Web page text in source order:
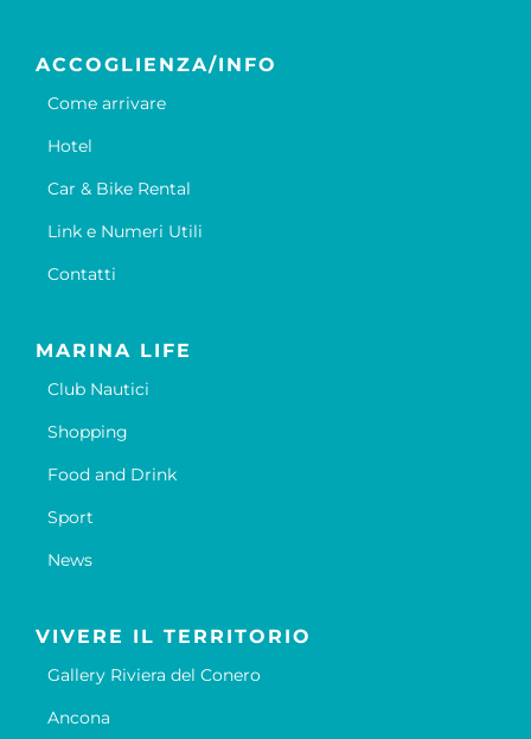
ACCOGLIENZA/INFO
Come arrivare
Hotel
Car & Bike Rental
Link e Numeri Utili
Contatti
MARINA LIFE
Club Nautici
Shopping
Food and Drink
Sport
News
VIVERE IL TERRITORIO
Gallery Riviera del Conero
Ancona